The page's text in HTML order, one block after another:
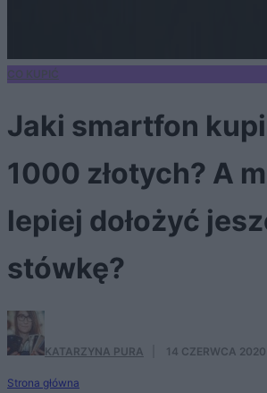
CO KUPIĆ
Jaki smartfon
1000 złotych? A
lepiej dołożyć
stówkę?
KATARZYNA PURA 14 CZERWCA 2020
Strona główna